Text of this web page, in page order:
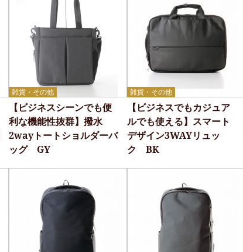
雑貨・その他
【ビジネスシーンでも便
利な機能性抜群】撥水
2wayトートショルダーバ
ッグ GY
雑貨・その他
【ビジネスでもカジュア
ルでも使える】スマート
デザイン3WAYリュッ
ク BK